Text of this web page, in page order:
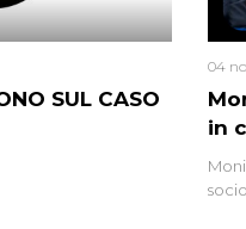
SUL CASO
in
04